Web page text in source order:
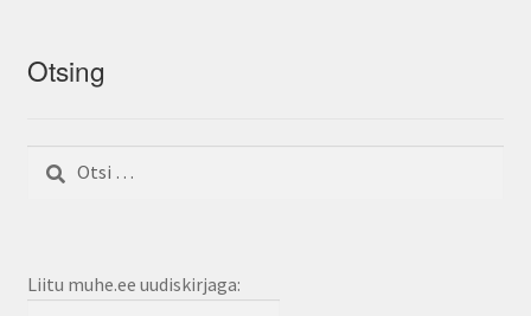
Otsing
Otsi:
Liitu muhe.ee uudiskirjaga: